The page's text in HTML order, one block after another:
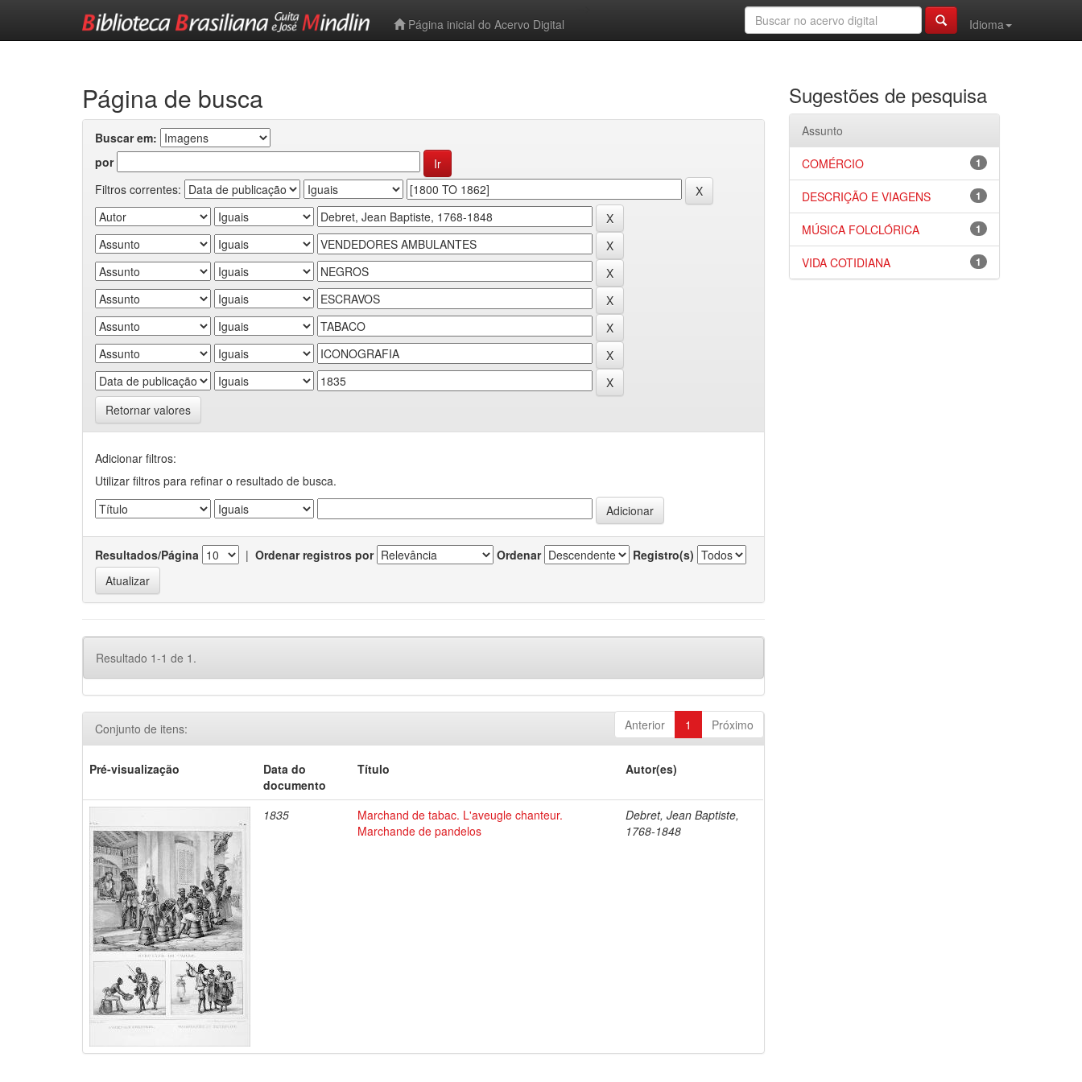
Página inicial do Acervo Digital
Idioma
Página de busca
Buscar em:
por
Filtros correntes:
Retornar valores
Adicionar filtros:
Utilizar filtros para refinar o resultado de busca.
Resultados/Página | Ordenar registros por Ordenar Registro(s)
Resultado 1-1 de 1.
Anterior 1 Próximo
Conjunto de itens:
Pré-visualização
Data do
documento
Título Autor(es)
1835
Marchand de tabac. L'aveugle chanteur.
Marchande de pandelos
Debret, Jean Baptiste,
1768-1848
Sugestões de pesquisa
Assunto
1
COMÉRCIO
1
DESCRIÇÃO E VIAGENS
1
MÚSICA FOLCLÓRICA
1
VIDA COTIDIANA